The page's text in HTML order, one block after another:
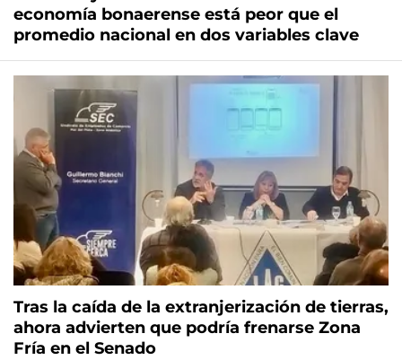
economía bonaerense está peor que el
promedio nacional en dos variables clave
Tras la caída de la extranjerización de tierras,
ahora advierten que podría frenarse Zona
Fría en el Senado